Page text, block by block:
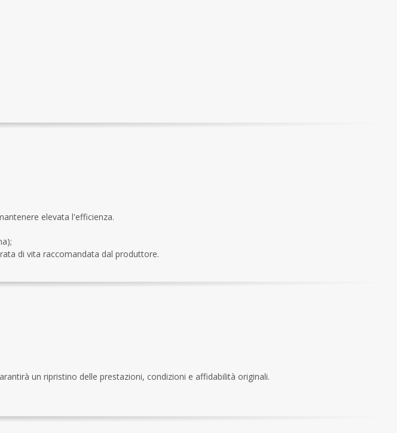
elevata l'efficienza.
di vita raccomandata dal produttore.
un ripristino delle prestazioni, condizioni e affidabilità originali.